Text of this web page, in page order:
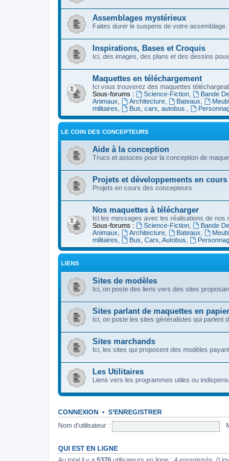
Assemblages mystérieux
Faites durer le suspens de votre assemblage.
Inspirations, Bases et Croquis
Ici, des images, des plans et des dessins
Maquettes en téléchargement
Ici vous trouverez des maquettes
Sous-forums :
Science-Fiction, Bande
Animaux
Architecture, Bateaux
militaires
Bus, cars, autobus.
LE COIN DES CONCEPTEURS
Aide à la conception
Trucs et astuces pour la conception de
Projets et développements en cours
Projets en cours des concepteurs
Nos maquettes à télécharger
Ici les messages avec les réalisations de nos
Sous-forums :
Science-Fiction, Bande
Animaux
Architecture, Bateaux
militaires
Bus, Cars, Autobus
LIENS
Sites de modèles
Ici, on poste des liens vers des sites
Sites parlant de maquettes en papier
Ici, on poste les sites généralistes qui parlent
Sites marchands
Ici, les sites qui proposent des modèles
Les Utilitaires
Liens vers les programmes utiles ou
CONNEXION • S’ENREGISTRER
Nom d’utilisateur :
QUI EST EN LIGNE
Au total il y a 5376 utilisateurs en ligne : 4 enregistrés, 0